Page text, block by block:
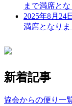
まで満席とな
2025年8月24
満席となりま
新着記事
協会からの便り一